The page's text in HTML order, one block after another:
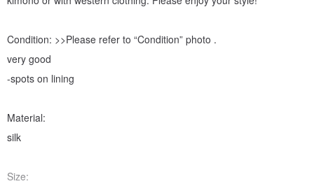
Condition: >>Please refer to “Condition” photo .
very good
-spots on lining
Material:
silk
Size: